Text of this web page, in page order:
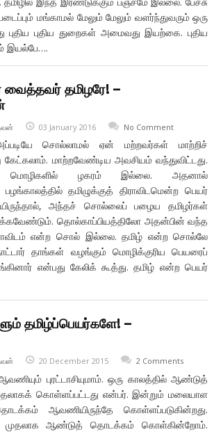
மங்காமல் மேலும் மேலும் வளர்ந்துவரும் ஒரு
புதிய துறைகள் அமைவது இயற்கை. புதிய
இயல்பே….
வைத்தவர் தமிழரே! –
03 January 2016 No Comment
சொல்லாமல் ஏன் மற்றவர்கள் மாற்றிச்
மாற்றவேண்டிய அவசியம் வந்துவிட்டது.
மொழிகளில் ழகரம் இல்லை. அதனால்
தமிழுக்குத் திராவிடமென்ற பெயர்
அந்தச் சொல்லைப் பழைய தமிழர்கள்
தொல்காப்பியத்திலோ அதன்பின் வந்த
என்ற சொல் இல்லை. தமிழ் என்ற சொல்லே
தாங்கள் வழங்கும் மொழிக்குரிய பெயரைப்
என்பது கேலிக் கூத்து. தமிழ் என்ற பெயர்
தமிழ்ப்பெயர்களே! –
20 December 2015 2 Comments
புரட்டாசியுமாம். ஒரு காலத்தில் ஆண்டுத்
கொள்ளப்பட்டது என்பர். இன்றும் மலையாள
ஆவணியிருந்தே கொள்ளப்படுகின்றது.
முதலாக ஆண்டுத் தொடக்கம் கொள்கின்றோம்.